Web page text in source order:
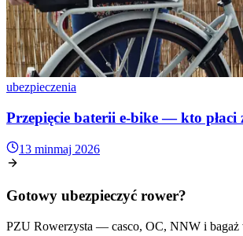
ubezpieczenia
Przepięcie baterii e-bike — kto płaci
13 minmaj 2026
Gotowy ubezpieczyć rower?
PZU Rowerzysta — casco, OC, NNW i bagaż